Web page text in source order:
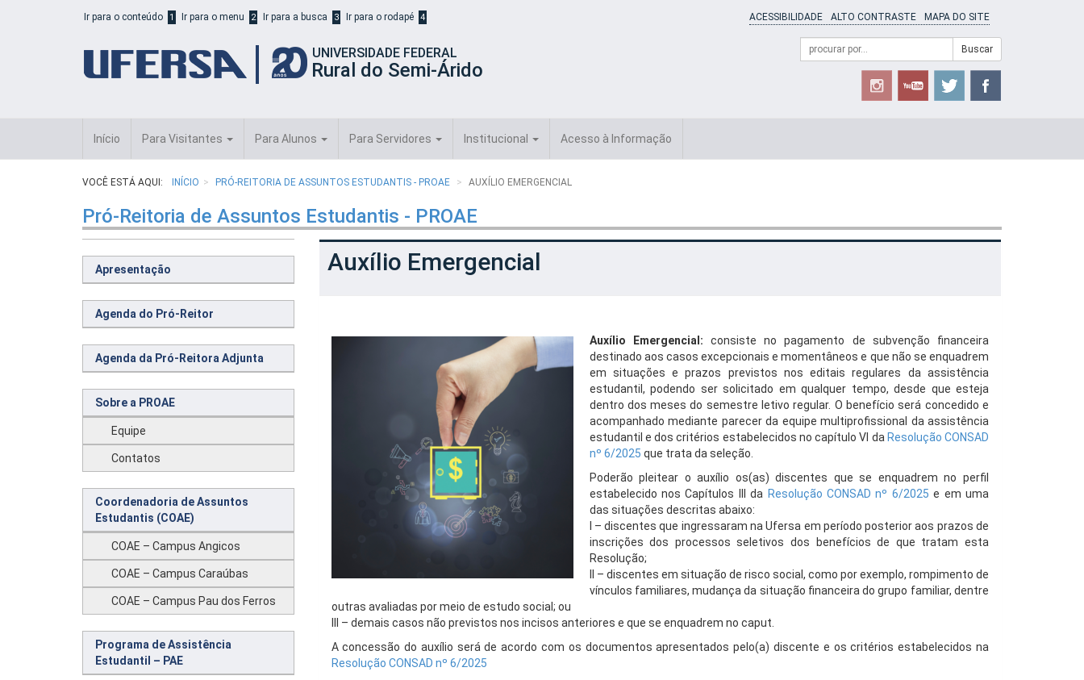
Ir para o conteúdo 1 Ir para o menu 2 Ir para a busca 3 Ir para o rodapé 4 ACESSIBILIDADE ALTO CONTRASTE MAPA DO SITE
UNIVERSIDADE FEDERAL
Rural do Semi-Árido
Formulário
Campo
de
Buscar
Início Para Visitantes Para Alunos Para Servidores Institucional Acesso à Informação
VOCÊ ESTÁ AQUI: INÍCIO PRÓ-REITORIA DE ASSUNTOS ESTUDANTIS - PROAE AUXÍLIO EMERGENCIAL
Pró-Reitoria de Assuntos Estudantis - PROAE
Apresentação
Agenda do Pró-Reitor
Agenda da Pró-Reitora Adjunta
Sobre a PROAE
Equipe
Contatos
Coordenadoria de Assuntos
Estudantis (COAE)
COAE – Campus Angicos
COAE – Campus Caraúbas
COAE – Campus Pau dos Ferros
Programa de Assistência
Estudantil – PAE
Auxílio Emergencial
Auxílio Emergencial: consiste no pagamento de subvenção financeira
destinado aos casos excepcionais e momentâneos e que não se enquadrem
em situações e prazos previstos nos editais regulares da assistência
estudantil, podendo ser solicitado em qualquer tempo, desde que esteja
dentro dos meses do semestre letivo regular. O benefício será concedido e
acompanhado mediante parecer da equipe multiprofissional da assistência
estudantil e dos critérios estabelecidos no capítulo VI da Resolução CONSAD
nº 6/2025 que trata da seleção.
Poderão pleitear o auxílio os(as) discentes que se enquadrem no perfil
estabelecido nos Capítulos III da Resolução CONSAD nº 6/2025 e em uma
das situações descritas abaixo:
I – discentes que ingressaram na Ufersa em período posterior aos prazos de
inscrições dos processos seletivos dos benefícios de que tratam esta
Resolução;
II – discentes em situação de risco social, como por exemplo, rompimento de
vínculos familiares, mudança da situação financeira do grupo familiar, dentre
outras avaliadas por meio de estudo social; ou
III – demais casos não previstos nos incisos anteriores e que se enquadrem no caput.
A concessão do auxílio será de acordo com os documentos apresentados pelo(a) discente e os critérios estabelecidos na
Resolução CONSAD nº 6/2025